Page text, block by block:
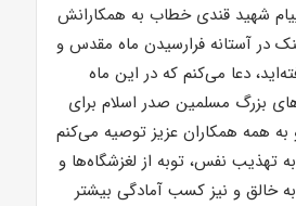
شهید قندی خطاب به همکارانش
در آستانه فرارسیدن ماه مقدس و
دعا می‌کنم که در این ماه
بزرگ مسلمین صدر اسلام برای
همه همکاران عزیز توصیه می‌کنم
تهذیب نفس، توبه از لغزشگاه‌ها و
خالق و نیز کسب آمادگی بیشتر